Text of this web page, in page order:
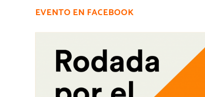
EVENTO EN FACEBOOK